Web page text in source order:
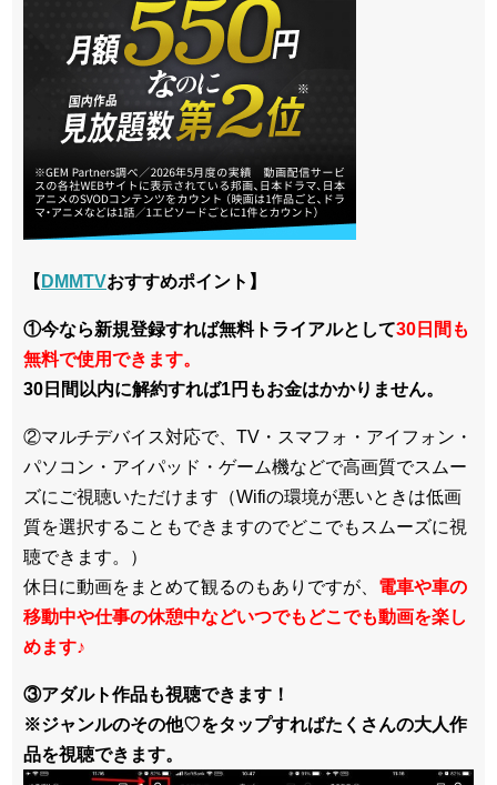
【 DMMTVおすすめポイント】
①今なら新規登録すれば無料トライアルとして30日間も
無料で使用できます。
30日間以内に解約すれば1円もお金はかかりません。
②マルチデバイス対応で、TV・スマフォ・アイフォン・
パソコン・アイパッド・ゲーム機などで高画質でスムー
ズにご視聴いただけます（Wifiの環境が悪いときは低画
質を選択することもできますのでどこでもスムーズに視
聴できます。）
休日に動画をまとめて観るのもありですが、 電車や車の
移動中や仕事の休憩中などいつでもどこでも動画を楽し
めます♪
③アダルト作品も視聴できます！
※ジャンルのその他♡をタップすればたくさんの大人作
品を視聴できます。